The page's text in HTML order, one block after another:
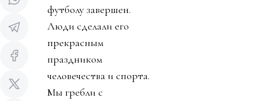
футболу завершен.
Люди сделали его
прекрасным
праздником
человечества и спорта.
Мы гребли с